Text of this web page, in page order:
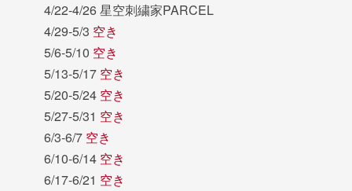
4/22-4/26 星空刺繍家PARCEL
4/29-5/3 空き
5/6-5/10 空き
5/13-5/17 空き
5/20-5/24 空き
5/27-5/31 空き
6/3-6/7 空き
6/10-6/14 空き
6/17-6/21 空き